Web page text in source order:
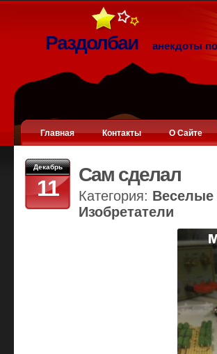
Раздолбаи анекдоты
Главная Контакты О Сайте
Декабрь
11
Сам сделал
Категория: Веселые
Изобретатели